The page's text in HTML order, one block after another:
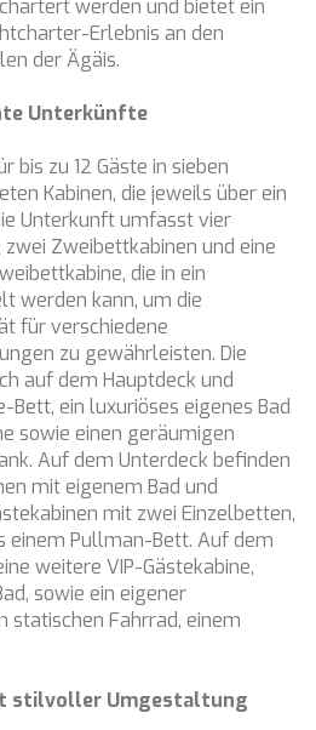
werden und bietet ein
Erlebnis an den
der Ägäis.
Unterkünfte
bis zu 12 Gäste in sieben
Kabinen, die jeweils über ein
Unterkunft umfasst vier
Zweibettkabinen und eine
die in ein
werden kann, um die
für verschiedene
zu gewährleisten. Die
auf dem Hauptdeck und
ein luxuriöses eigenes Bad
sowie einen geräumigen
Auf dem Unterdeck befinden
mit eigenem Bad und
mit zwei Einzelbetten,
einem Pullman-Bett. Auf dem
weitere VIP-Gästekabine,
sowie ein eigener
statischen Fahrrad, einem
stilvoller Umgestaltung
um unsere Dienste zu
surfen, akzeptieren Sie deren
hat die Möglichkeit, seinen
und auf Wunsch zu verhindern,
installiert wird, obwohl er
zu Schwierigkeiten beim
führen kann.
und Analyse des
Website. Die durch diese Art
Informationen werden
des Webs zu messen, um
zu erstellen, um basierend auf
der Benutzer des Dienstes
Sie ermöglichen es uns, die
Benutzers zu speichern, um
zu verbessern und
ein besseres Erlebnis zu
Entscheidungen des